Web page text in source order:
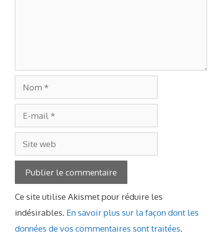
Nom
mail
Site
web
Ce site utilise Akismet pour réduire les
indésirables. En savoir plus sur la façon dont les
données de vos commentaires sont traitées.